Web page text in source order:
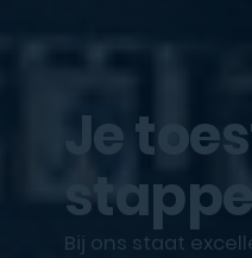
Je
Bij ons staat